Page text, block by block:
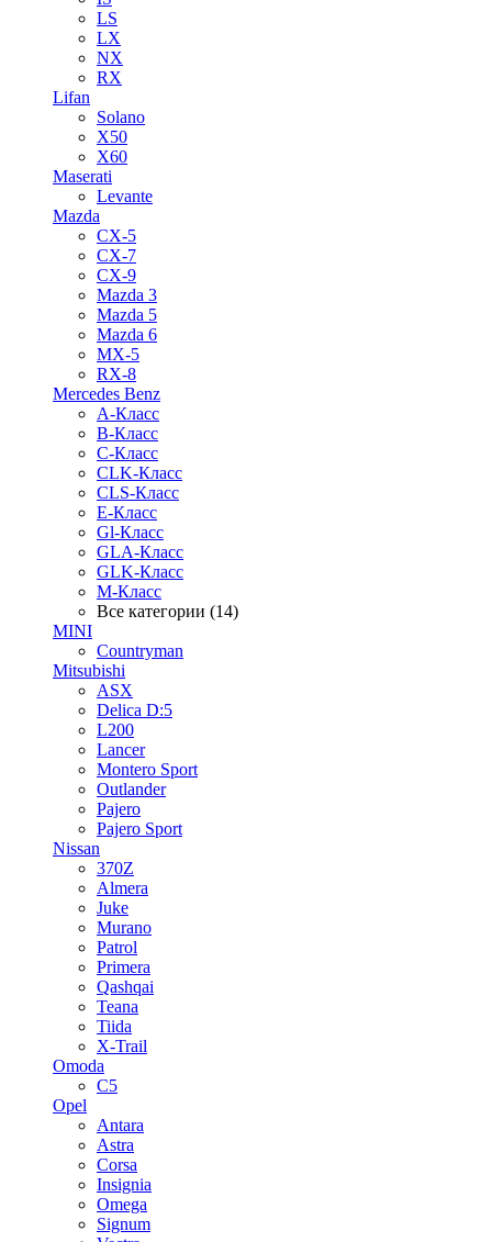
LS
LX
NX
RX
Lifan
Solano
X50
X60
Maserati
Levante
Mazda
CX-5
CX-7
CX-9
Mazda 3
Mazda 5
Mazda 6
MX-5
RX-8
Mercedes Benz
A-Класс
B-Класс
C-Класс
CLK-Класс
CLS-Класс
E-Класс
Gl-Класс
GLA-Класс
GLK-Класс
M-Класс
Все категории (14)
MINI
Countryman
Mitsubishi
ASX
Delica D:5
L200
Lancer
Montero Sport
Outlander
Pajero
Pajero Sport
Nissan
370Z
Almera
Juke
Murano
Patrol
Primera
Qashqai
Teana
Tiida
X-Trail
Omoda
C5
Opel
Antara
Astra
Corsa
Insignia
Omega
Signum